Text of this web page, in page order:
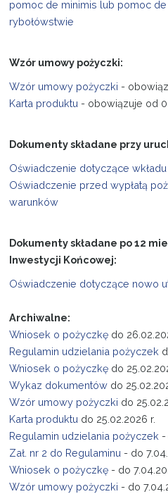
pomoc de minimis lub pomoc
rybołówstwie
Wzór umowy pożyczki:
Wzór umowy pożyczki -
Karta produktu - obowiązuje od
Dokumenty składane przy
Oświadczenie dotyczące wkładu
Oświadczenie przed wypłatą
warunków
Dokumenty składane po 12
Inwestycji Końcowej:
Oświadczenie dotyczące nowo
Archiwalne:
Wniosek o pożyczkę do
Regulamin udzielania pożyczek
Wniosek o pożyczkę do 25
Wykaz dokumentów do 25
Wzór umowy pożyczki do 25
Karta produktu do 25.02.2026 r.
Regulamin udzielania pożyczek -
Zał. nr 2 do Regulaminu - do
Wniosek o pożyczkę - do
Wzór umowy pożyczki - do